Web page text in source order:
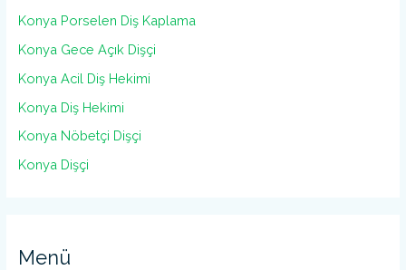
Konya Porselen Diş Kaplama
Konya Gece Açık Dişçi
Konya Acil Diş Hekimi
Konya Diş Hekimi
Konya Nöbetçi Dişçi
Konya Dişçi
Menü